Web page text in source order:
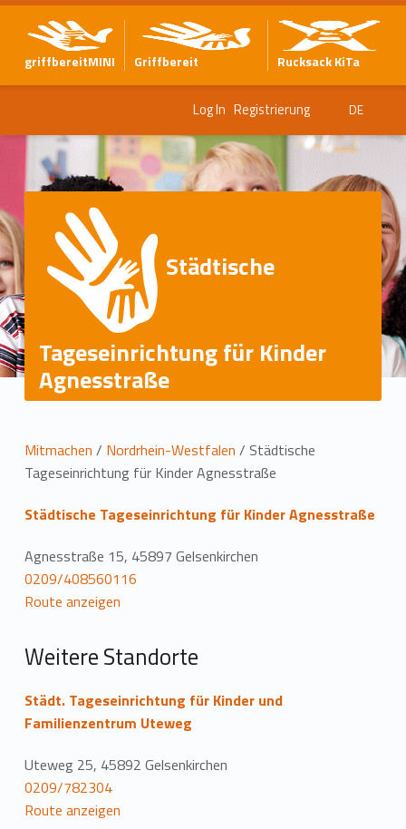
griffbereitMINI Griffbereit Rucksack KiTa
Log In Registrierung DE
Städtische
Tageseinrichtung für Kinder
Agnesstraße
L
o
c
a
t
i
o
n
Mitmachen / Nordrhein-Westfalen / Städtische
Tageseinrichtung für Kinder Agnesstraße
Städtische Tageseinrichtung für Kinder Agnesstraße
Agnesstraße 15, 45897 Gelsenkirchen
0209/408560116
Route anzeigen
Weitere Standorte
Städt. Tageseinrichtung für Kinder und
Familienzentrum Uteweg
Uteweg 25, 45892 Gelsenkirchen
0209/782304
Route anzeigen